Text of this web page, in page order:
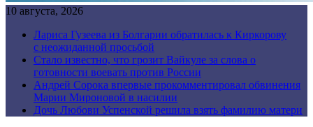
10 августа, 2026
Лариса Гузеева из Болгарии обратилась к Киркорову
с неожиданной просьбой
Стало известно, что грозит Вайкуле за слова о
готовности воевать против России
Андрей Сорока впервые прокомментировал обвинения
Марии Мироновой в насилии
Дочь Любови Успенской решила взять фамилию матери